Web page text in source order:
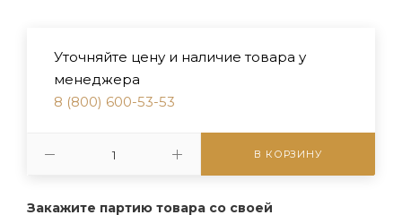
Уточняйте цену и наличие товара у
менеджера
8 (800) 600-53-53
В КОРЗИНУ
Закажите партию товара со своей